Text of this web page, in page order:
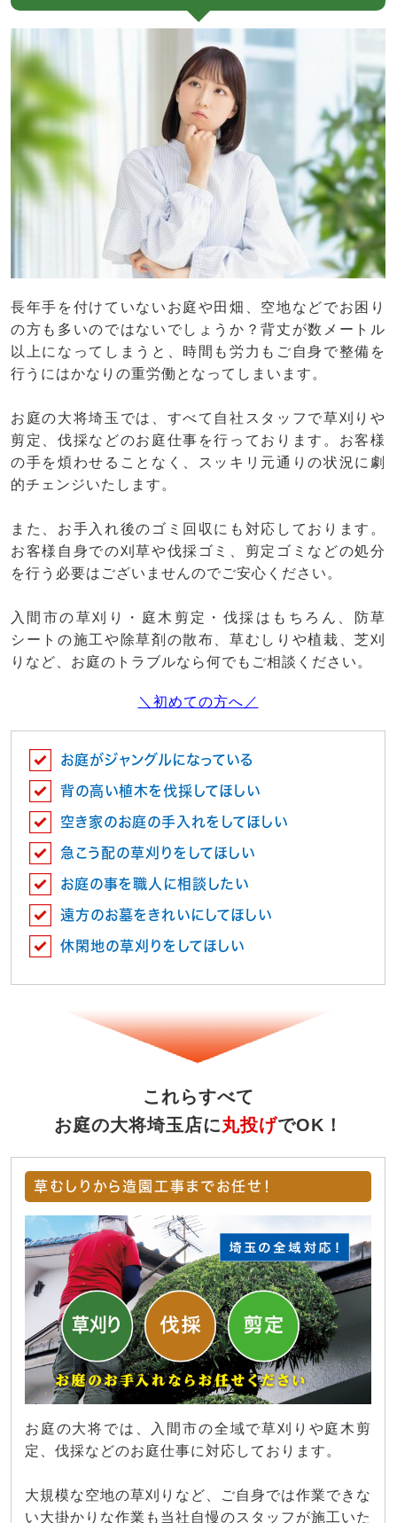
長年手を付けていないお庭や田畑、空地などでお困り
の方も多いのではないでしょうか？背丈が数メートル
以上になってしまうと、時間も労力もご自身で整備を
行うにはかなりの重労働となってしまいます。
お庭の大将埼玉では、すべて自社スタッフで草刈りや
剪定、伐採などのお庭仕事を行っております。お客様
の手を煩わせることなく、スッキリ元通りの状況に劇
的チェンジいたします。
また、お手入れ後のゴミ回収にも対応しております。
お客様自身での刈草や伐採ゴミ、剪定ゴミなどの処分
を行う必要はございませんのでご安心ください。
入間市の草刈り・庭木剪定・伐採はもちろん、防草
シートの施工や除草剤の散布、草むしりや植栽、芝刈
りなど、お庭のトラブルなら何でもご相談ください。
＼初めての方へ／
お庭がジャングルになっている
背の高い植木を伐採してほしい
空き家のお庭の手入れをしてほしい
急こう配の草刈りをしてほしい
お庭の事を職人に相談したい
遠方のお墓をきれいにしてほしい
休閑地の草刈りをしてほしい
これらすべて
お庭の大将埼玉店に丸投げでOK！
草むしりから造園工事までお任せ！
お庭の大将では、入間市の全域で草刈りや庭木剪
定、伐採などのお庭仕事に対応しております。
大規模な空地の草刈りなど、ご自身では作業できな
い大掛かりな作業も当社自慢のスタッフが施工いた